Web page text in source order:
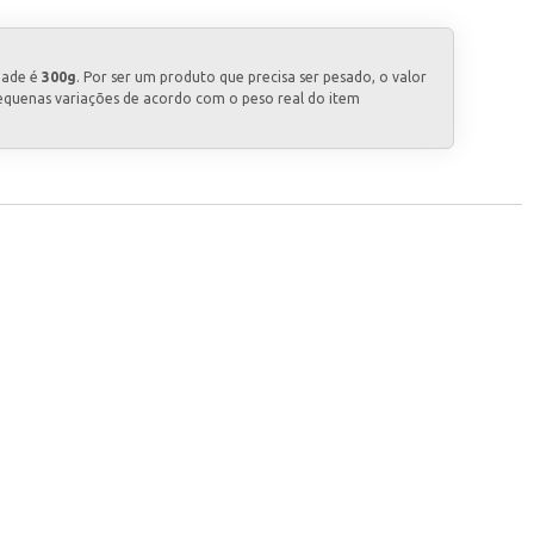
é 300g. Por ser um produto que precisa ser pesado, o valor
variações de acordo com o peso real do item